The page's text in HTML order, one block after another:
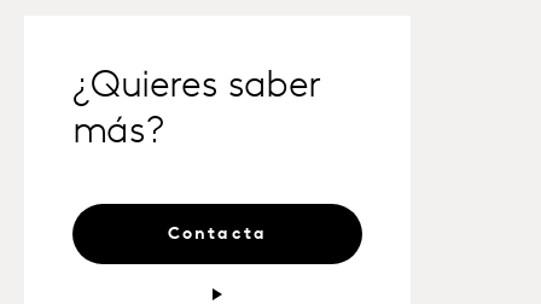
¿Quieres saber
más?
Contacta